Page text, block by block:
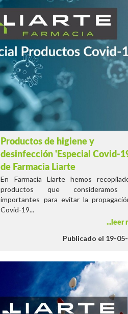
Productos de higiene y
desinfección 'Especial Covid-
de Farmacia Liarte
En Farmacia Liarte hemos
productos que consideramos
importantes para evitar la
Covid-19...
leer
Publicado el 19-